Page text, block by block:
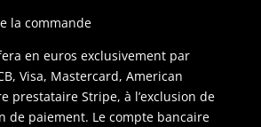
la commande
en euros exclusivement par
Visa, Mastercard, American
prestataire Stripe, à l’exclusion de
de paiement. Le compte bancaire